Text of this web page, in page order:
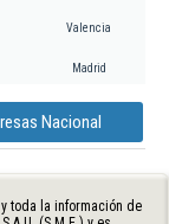
Valencia
Madrid
Nacional
toda la información de